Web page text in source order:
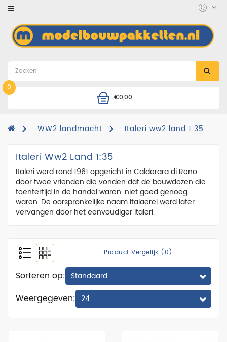
0
€0,00
Category
accessoires
auto's
motoren
combinatie
diorama
figuren
helikopters
landmacht
marine
Modeltreinen
RC
WW2 landmacht Italeri ww2 land 1:35
Italeri Ww2 Land 1:35
Italeri werd rond 1961 opgericht in Calderara di Reno
door twee vrienden die vonden dat de bouwdozen die
toentertijd in de handel waren, niet goed genoeg
waren. De oorspronkelijke naam Italaerei werd later
vervangen door het eenvoudiger Italeri.
Product Vergelijk (0)
Sorteren op:
Weergegeven: